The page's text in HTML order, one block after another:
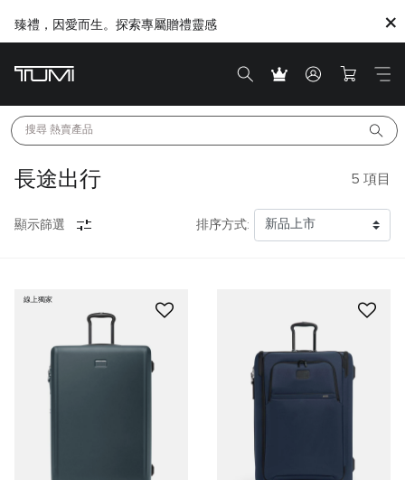
臻禮，因愛而生。探索專屬贈禮靈感
搜尋 熱賣產品
長途出行 5 項目
顯示篩選 排序方式:
線上獨家